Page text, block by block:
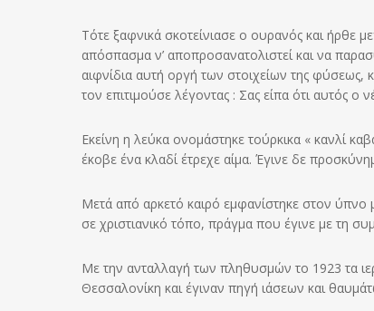
Τότε ξαφνικά σκοτείνιασε ο ουρανός και ήρθε
απόσπασμα ν’ αποπροσανατολιστεί και να
αιφνίδια αυτή οργή των στοιχείων της φύσεως,
τον επιτιμούσε λέγοντας : Σας είπα ότι αυτός ο
Εκείνη η λεύκα ονομάστηκε τούρκικα « κανλί
έκοβε ένα κλαδί έτρεχε αίμα. Έγινε δε
Μετά από αρκετό καιρό εμφανίστηκε στον
σε χριστιανικό τόπο, πράγμα που έγινε με τη
Με την ανταλλαγή των πληθυσμών το 1923 τα
Θεσσαλονίκη και έγιναν πηγή ιάσεων και